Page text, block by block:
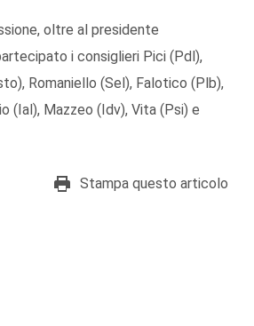
oltre al presidente
i consiglieri Pici (Pdl),
Romaniello (Sel), Falotico (Plb),
(Ial), Mazzeo (Idv), Vita (Psi) e
Stampa questo articolo